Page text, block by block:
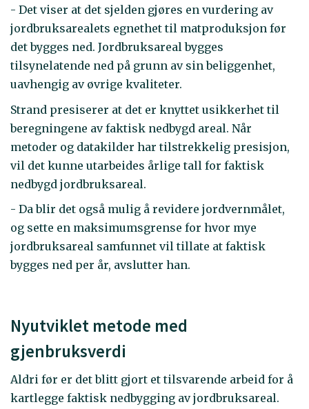
- Det viser at det sjelden gjøres en vurdering av
jordbruksarealets egnethet til matproduksjon før
det bygges ned. Jordbruksareal bygges
tilsynelatende ned på grunn av sin beliggenhet,
uavhengig av øvrige kvaliteter.
Strand presiserer at det er knyttet usikkerhet til
beregningene av faktisk nedbygd areal. Når
metoder og datakilder har tilstrekkelig presisjon,
vil det kunne utarbeides årlige tall for faktisk
nedbygd jordbruksareal.
- Da blir det også mulig å revidere jordvernmålet,
og sette en maksimumsgrense for hvor mye
jordbruksareal samfunnet vil tillate at faktisk
bygges ned per år, avslutter han.
Nyutviklet metode med
gjenbruksverdi
Aldri før er det blitt gjort et tilsvarende arbeid for å
kartlegge faktisk nedbygging av jordbruksareal.